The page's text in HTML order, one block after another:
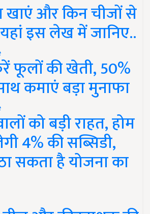
खाएं और किन चीजों से
इस लेख में जानिए..
फूलों की खेती, 50%
कमाएं बड़ा मुनाफा
को बड़ी राहत, होम
4% की सब्सिडी,
सकता है योजना का